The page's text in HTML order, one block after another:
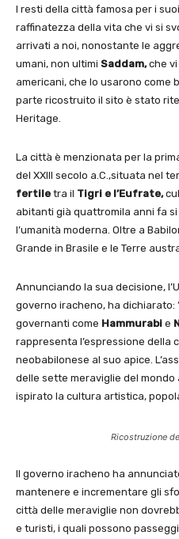
I resti della città famosa per i suoi
raffinatezza della vita che vi si
arrivati a noi, nonostante le
umani, non ultimi Saddam,che vi
americani, che lo usarono come
parte ricostruito il sito è stato
Heritage.
La città è menzionata per la
del XXIII secolo a.C.,situata nel
fertile tra il Tigri e l’Eufrate,
abitanti già quattromila anni fa
l’umanità moderna. Oltre a
Grande in Brasile e le Terre
Annunciando la sua decisione,
governo iracheno, ha dichiarato:
governanti come Hammurabi e
rappresenta l’espressione della
neobabilonese al suo apice.
delle sette meraviglie del mondo
ispirato la cultura artistica,
Ricostruzione
Il governo iracheno ha
mantenere e incrementare gli
città delle meraviglie non
e turisti, i quali possono